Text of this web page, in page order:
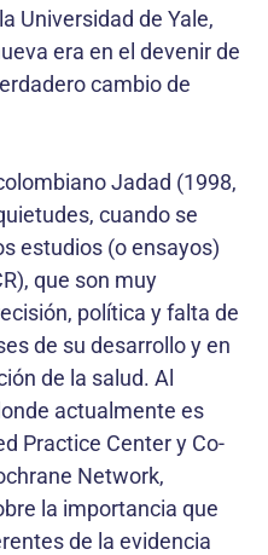
Universidad de Yale,
era en el devenir de
cambio de
Jadad (1998,
cuando se
estudios (o ensayos)
que son muy
política y falta de
de su desarrollo y en
de la salud. Al
actualmente es
Practice Center y Co-
Network,
la importancia que
de la evidencia